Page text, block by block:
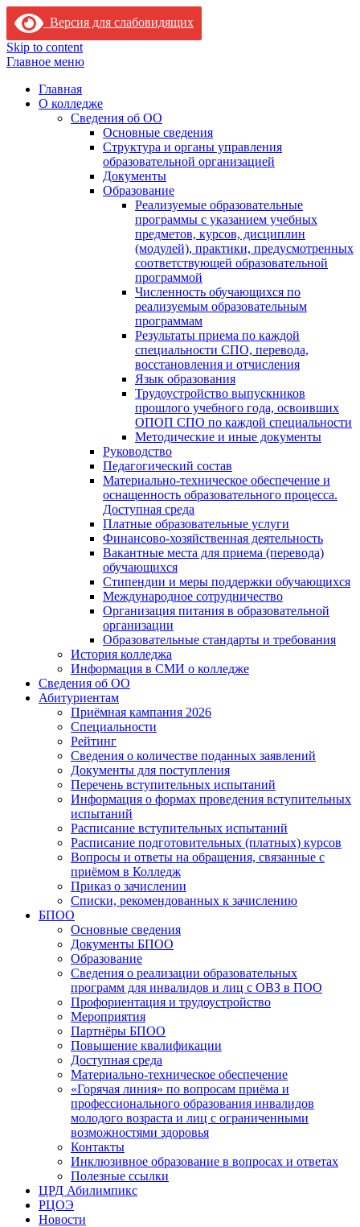
Версия для слабовидящих
Skip to content
Главное меню
Главная
О колледже
Сведения об ОО
Основные сведения
Структура и органы управления
образовательной организацией
Документы
Образование
Реализуемые образовательные
программы с указанием учебных
предметов, курсов, дисциплин
(модулей), практики, предусмотренных
соответствующей образовательной
программой
Численность обучающихся по
реализуемым образовательным
программам
Результаты приема по каждой
специальности СПО, перевода,
восстановления и отчисления
Язык образования
Трудоустройство выпускников
прошлого учебного года, освоивших
ОПОП СПО по каждой специальности
Методические и иные документы
Руководство
Педагогический состав
Материально-техническое обеспечение и
оснащенность образовательного процесса.
Доступная среда
Платные образовательные услуги
Финансово-хозяйственная деятельность
Вакантные места для приема (перевода)
обучающихся
Стипендии и меры поддержки обучающихся
Международное сотрудничество
Организация питания в образовательной
организации
Образовательные стандарты и требования
История колледжа
Информация в СМИ о колледже
Сведения об ОО
Абитуриентам
Приёмная кампания 2026
Специальности
Рейтинг
Сведения о количестве поданных заявлений
Документы для поступления
Перечень вступительных испытаний
Информация о формах проведения вступительных
испытаний
Расписание вступительных испытаний
Расписание подготовительных (платных) курсов
Вопросы и ответы на обращения, связанные с
приёмом в Колледж
Приказ о зачислении
Списки, рекомендованных к зачислению
БПОО
Основные сведения
Документы БПОО
Образование
Сведения о реализации образовательных
программ для инвалидов и лиц с ОВЗ в ПОО
Профориентация и трудоустройство
Мероприятия
Партнёры БПОО
Повышение квалификации
Доступная среда
Материально-техническое обеспечение
«Горячая линия» по вопросам приёма и
профессионального образования инвалидов
молодого возраста и лиц с ограниченными
возможностями здоровья
Контакты
Инклюзивное образование в вопросах и ответах
Полезные ссылки
ЦРД Абилимпикс
РЦОЭ
Новости